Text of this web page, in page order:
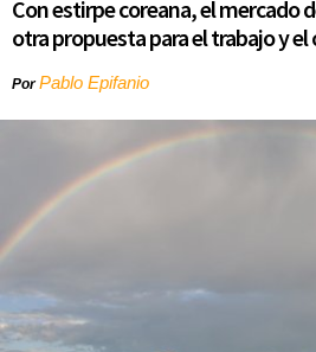
Con estirpe coreana, el mercado
otra propuesta para el trabajo y el
PorPablo Epifanio